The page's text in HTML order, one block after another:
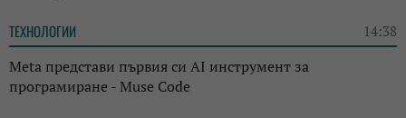
ТЕХНОЛОГИИ 14:38
Meta представи първия си AI инструмент за
програмиране - Muse Code